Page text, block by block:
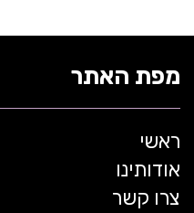
מפת האתר
ראשי
אודותינו
צרו קשר